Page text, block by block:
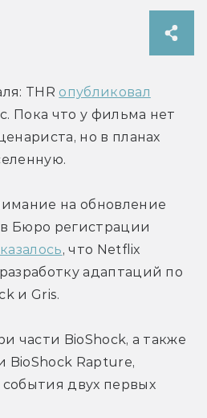
THR опубликовал
Пока что у фильма нет
но в планах
на обновление
Бюро регистрации
, что Netflix
адаптаций по
и Gris.
части BioShock, а также
Rapture,
двух первых